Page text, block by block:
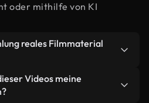
oder mithilfe von KI
reales Filmmaterial
um eine Hybridbibliothek
aufgenommenen
Videos meine